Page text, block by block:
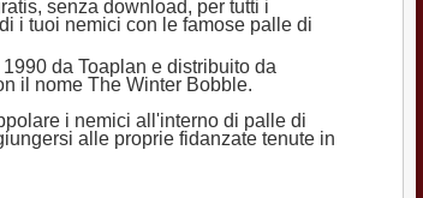
senza download, per tutti i
i tuoi nemici con le famose palle di
da Toaplan e distribuito da
il nome The Winter Bobble.
i nemici all'interno di palle di
alle proprie fidanzate tenute in